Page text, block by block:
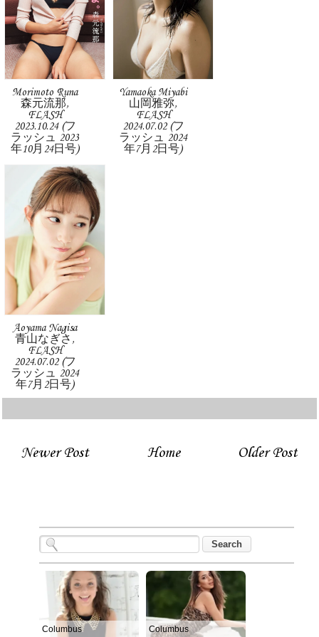
Morimoto Runa
森元流那,
FLASH
2023.10.24 (フ
ラッシュ 2023
年10月24日号)
Yamaoka Miyabi
山岡雅弥,
FLASH
2024.07.02 (フ
ラッシュ 2024
年7月2日号)
Aoyama Nagisa
青山なぎさ,
FLASH
2024.07.02 (フ
ラッシュ 2024
年7月2日号)
Newer Post Older Post
Home
Columbus Columbus